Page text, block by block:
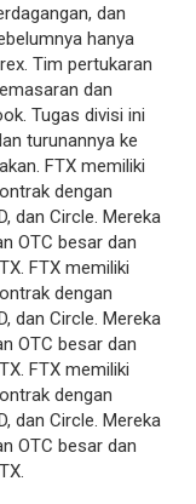
dan
hanya
Tim pertukaran
dan
Tugas divisi ini
turunannya ke
FTX memiliki
dengan
dan Circle. Mereka
OTC besar dan
FTX memiliki
dengan
dan Circle. Mereka
OTC besar dan
FTX memiliki
dengan
dan Circle. Mereka
OTC besar dan